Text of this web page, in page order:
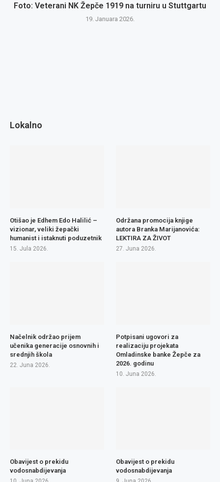
Foto: Veterani NK Žepče 1919 na turniru u Stuttgartu
19. Januara 2026.
Lokalno
Otišao je Edhem Edo Halilić –
vizionar, veliki žepački
humanist i istaknuti poduzetnik
15. Jula 2026.
Održana promocija knjige
autora Branka Marijanovića:
LEKTIRA ZA ŽIVOT
27. Juna 2026.
Načelnik održao prijem
učenika generacije osnovnih i
srednjih škola
22. Juna 2026.
Potpisani ugovori za
realizaciju projekata
Omladinske banke Žepče za
2026. godinu
10. Juna 2026.
Obavijest o prekidu
vodosnabdijevanja
Obavijest o prekidu
vodosnabdijevanja